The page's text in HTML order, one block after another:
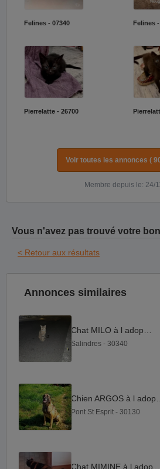
Felines - 07340 Felines -
Pierrelatte - 26700
Voir toutes les annonces (
Membre depuis le: 24/
Vous n'avez pas trouvé votre
< Retour aux résultats
Annonces similaires
Salindres - 30340
Pont St Esprit - 30130